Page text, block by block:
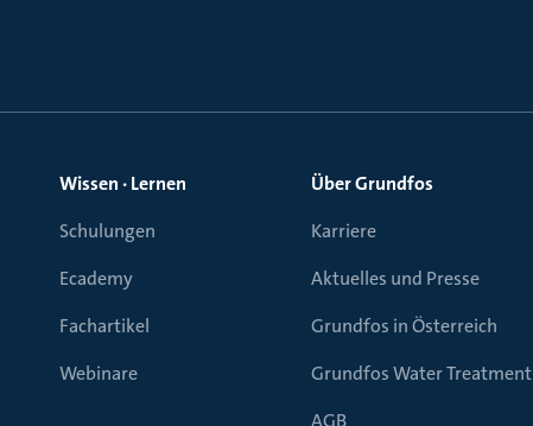
Wissen · Lernen
Schulungen
Ecademy
Fachartikel
Webinare
Über Grundfos
Karriere
Aktuelles und Presse
Grundfos in Österreich
Grundfos Water Treatment
AGB